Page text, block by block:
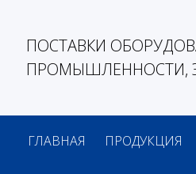
ПОСТАВКИ
ПРОМЫШЛЕННОСТИ,
ГЛАВНАЯ ПРОДУКЦИЯ